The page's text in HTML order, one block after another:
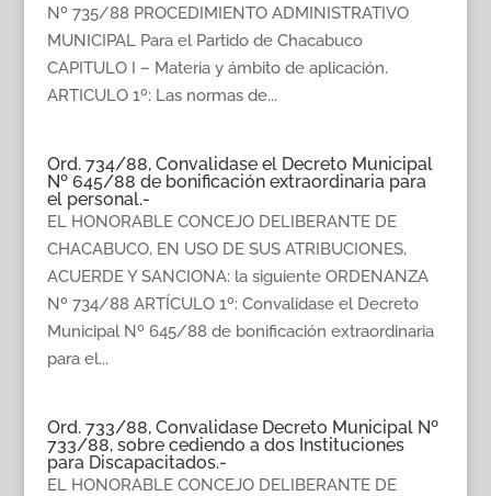
Nº 735/88 PROCEDIMIENTO ADMINISTRATIVO
MUNICIPAL Para el Partido de Chacabuco
CAPITULO I – Materia y ámbito de aplicación.
ARTICULO 1º: Las normas de...
Ord. 734/88, Convalidase el Decreto Municipal
Nº 645/88 de bonificación extraordinaria para
el personal.-
EL HONORABLE CONCEJO DELIBERANTE DE
CHACABUCO, EN USO DE SUS ATRIBUCIONES,
ACUERDE Y SANCIONA: la siguiente ORDENANZA
Nº 734/88 ARTÍCULO 1º: Convalidase el Decreto
Municipal Nº 645/88 de bonificación extraordinaria
para el...
Ord. 733/88, Convalidase Decreto Municipal Nº
733/88, sobre cediendo a dos Instituciones
para Discapacitados.-
EL HONORABLE CONCEJO DELIBERANTE DE